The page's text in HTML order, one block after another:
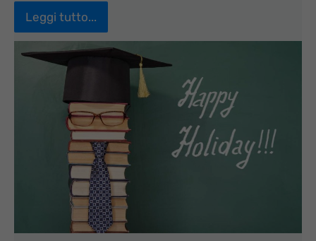
Leggi tutto...